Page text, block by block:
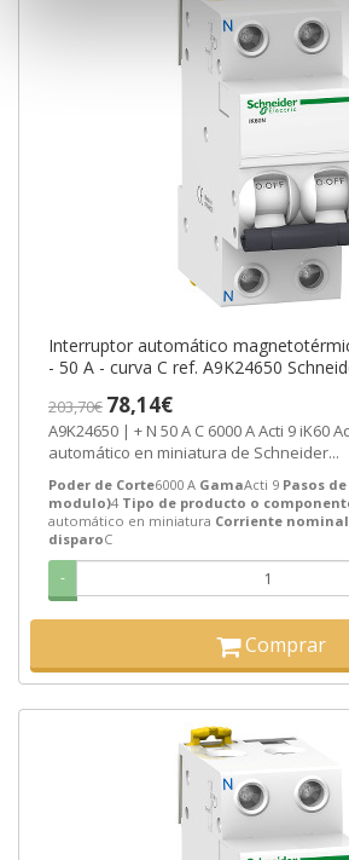
Interruptor automático
- 50 A - curva C ref. A9K24650
203,70€ 78,14€
A9K24650 | + N 50 A C 6000 A Acti 9 iK60 Acti 9 4 Interruptor
automático en miniatura de Schneider...
Poder de Corte6000 A GamaActi 9 Pasos
modulo)4 Tipo de producto o
automático en miniatura Corriente nominal
disparoC
-
Comprar